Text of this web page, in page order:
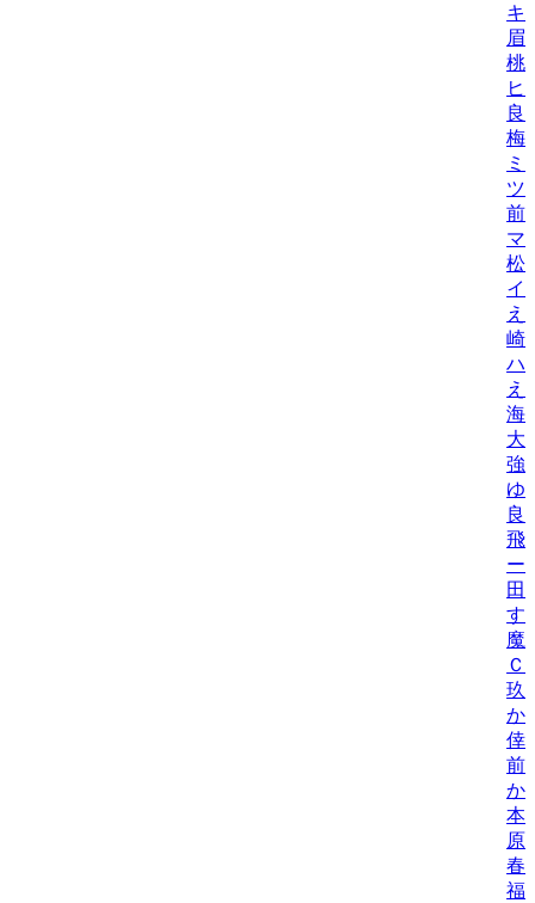
キ
眉
桃/
ヒ
良
梅
ミ
ツ
前
マ
松
イ
え
崎
ハ
え
海
大
強/
ゆ
良
飛
ー
田
す
魔
Ｃ
玖/
か/
倖
前
か/
本
原
春/
福